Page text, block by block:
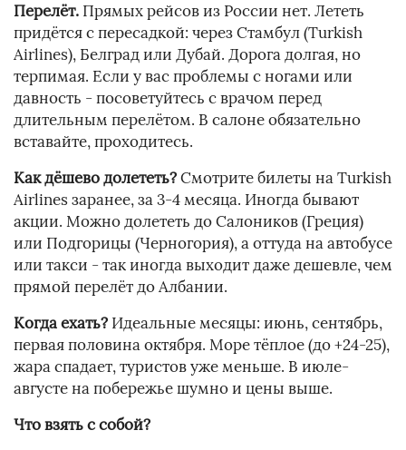
Перелёт. Прямых рейсов из России нет. Лететь
придётся с пересадкой: через Стамбул (Turkish
Airlines), Белград или Дубай. Дорога долгая, но
терпимая. Если у вас проблемы с ногами или
давность - посоветуйтесь с врачом перед
длительным перелётом. В салоне обязательно
вставайте, проходитесь.
Как дёшево долететь?Смотрите билеты на Turkish
Airlines заранее, за 3-4 месяца. Иногда бывают
акции. Можно долететь до Салоников (Греция)
или Подгорицы (Черногория), а оттуда на автобусе
или такси - так иногда выходит даже дешевле, чем
прямой перелёт до Албании.
Когда ехать? Идеальные месяцы: июнь, сентябрь,
первая половина октября. Море тёплое (до +24-25),
жара спадает, туристов уже меньше. В июле-
августе на побережье шумно и цены выше.
Что взять с собой?